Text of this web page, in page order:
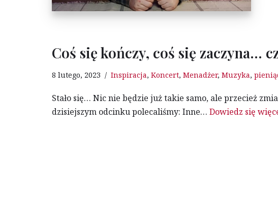
Coś się kończy, coś się zaczyna…
8 lutego, 2023 Inspiracja, Koncert, Menadżer, Muzyka,
Stało się… Nic nie będzie już takie samo, ale przecież
dzisiejszym odcinku polecaliśmy: Inne… Dowiedz się